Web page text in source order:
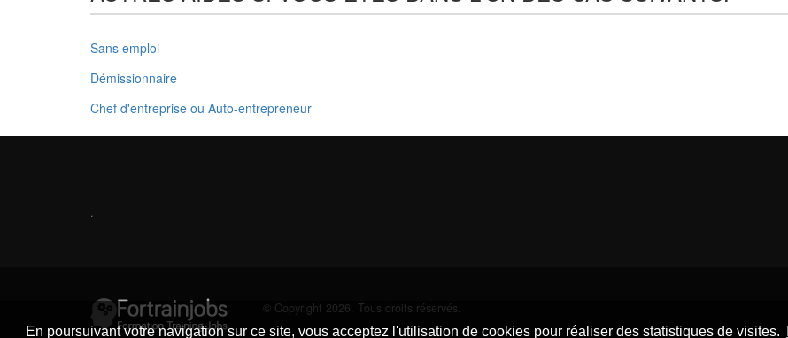
En poursuivant votre navigation sur ce site, vous acceptez l'utilisation de cookies pour réaliser des statistiques de visites.
Sans emploi
Démissionnaire
Chef d'entreprise ou Auto-entrepreneur
.
© Copyright 2026. Tous droits réservés.